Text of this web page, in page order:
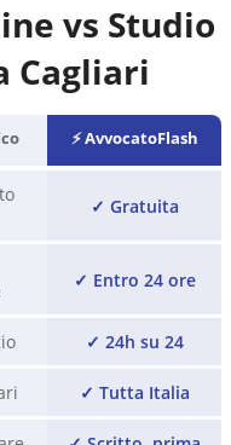
vs Studio
Cagliari
⚡ AvvocatoFlash
✓ Gratuita
✓ Entro 24 ore
✓ 24h su 24
✓ Tutta Italia